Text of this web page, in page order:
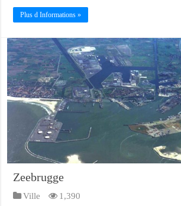
Plus d Informations »
Zeebrugge
Ville 1,390